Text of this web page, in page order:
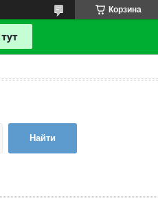
Корзина
Найти